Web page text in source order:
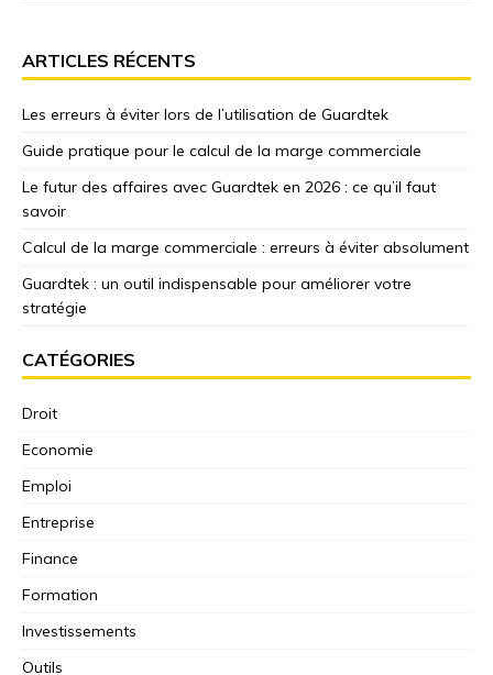
ARTICLES RÉCENTS
Les erreurs à éviter lors de l’utilisation de Guardtek
Guide pratique pour le calcul de la marge commerciale
Le futur des affaires avec Guardtek en 2026 : ce qu’il faut
savoir
Calcul de la marge commerciale : erreurs à éviter absolument
Guardtek : un outil indispensable pour améliorer votre
stratégie
CATÉGORIES
Droit
Economie
Emploi
Entreprise
Finance
Formation
Investissements
Outils